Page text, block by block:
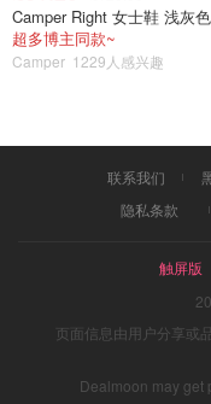
来说多吃的原因有二：
其一：海带里的膳食
其二：富含碘，能够
Camper Right 女士鞋 浅灰色
超多博主同款~
Camper 1229人感兴趣
联系我们
隐私条款
触屏版
页面信息由用户分享或
Dealmoon may get